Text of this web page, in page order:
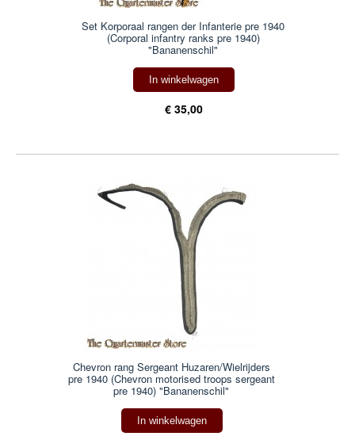
Set Korporaal rangen der Infanterie pre 1940
(Corporal infantry ranks pre 1940)
"Bananenschil"
In winkelwagen
€ 35,00
Chevron rang Sergeant Huzaren/Wielrijders
pre 1940 (Chevron motorised troops sergeant
pre 1940) "Bananenschil"
In winkelwagen